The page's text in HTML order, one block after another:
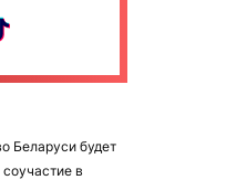
Беларуси будет
в